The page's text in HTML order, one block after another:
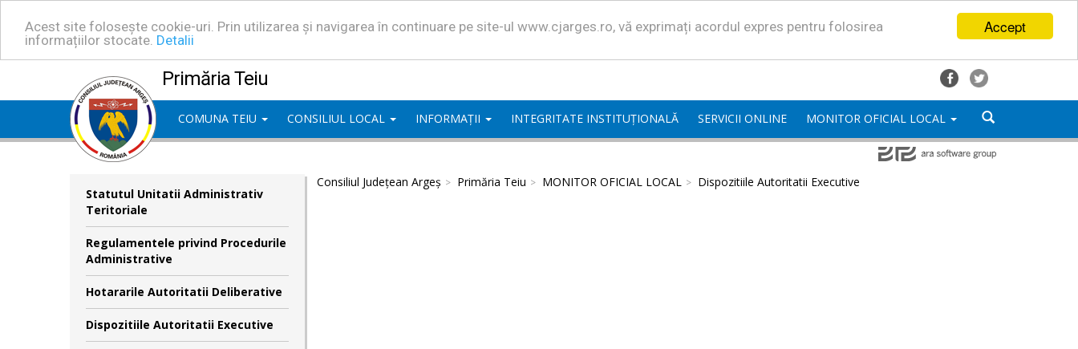
Accept
Acest site folosește cookie-uri. Prin utilizarea și navigarea în continuare pe site-ul www.cjarges.ro, vă exprimați acordul expres pentru folosirea
informațiilor stocate. Detalii
Primăria Teiu
COMUNA TEIU CONSILIUL LOCAL INFORMAȚII INTEGRITATE INSTITUȚIONALĂ SERVICII ONLINE MONITOR OFICIAL LOCAL
Statutul Unitatii Administrativ
Teritoriale
Regulamentele privind Procedurile
Administrative
Hotararile Autoritatii Deliberative
Dispozitiile Autoritatii Executive
Consiliul Județean Argeș Primăria Teiu MONITOR OFICIAL LOCAL Dispozitiile Autoritatii Executive